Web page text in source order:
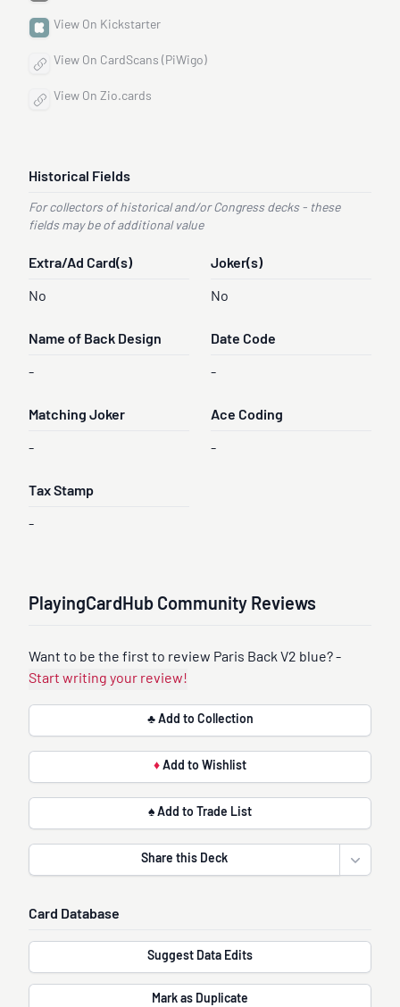
View On Kickstarter
View On CardScans (PiWigo)
View On Zio.cards
Historical Fields
For collectors of historical and/or Congress decks - these
fields may be of additional value
Extra/Ad Card(s)
No
Joker(s)
No
Name of Back Design
-
Date Code
-
Matching Joker
-
Ace Coding
-
Tax Stamp
-
PlayingCardHub Community Reviews
Want to be the first to review Paris Back V2 blue? -
Start writing your review!
♣ Add to Collection
♦ Add to Wishlist
♠ Add to Trade List
Share this Deck
Open
Card Database
Suggest Data Edits
Mark as Duplicate